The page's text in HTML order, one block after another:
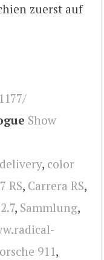
zuerst auf
Show
delivery, color
RS, Carrera RS,
, Sammlung,
911,